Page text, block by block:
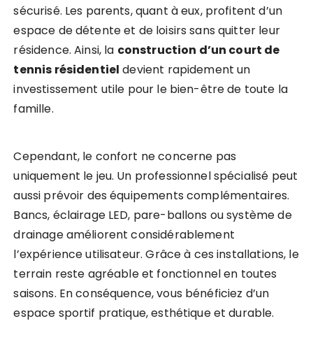
sécurisé. Les parents, quant à eux, profitent d’un
espace de détente et de loisirs sans quitter leur
résidence. Ainsi, la construction d’un court de
tennis résidentiel devient rapidement un
investissement utile pour le bien-être de toute la
famille.
Cependant, le confort ne concerne pas
uniquement le jeu. Un professionnel spécialisé peut
aussi prévoir des équipements complémentaires.
Bancs, éclairage LED, pare-ballons ou système de
drainage améliorent considérablement
l’expérience utilisateur. Grâce à ces installations, le
terrain reste agréable et fonctionnel en toutes
saisons. En conséquence, vous bénéficiez d’un
espace sportif pratique, esthétique et durable.